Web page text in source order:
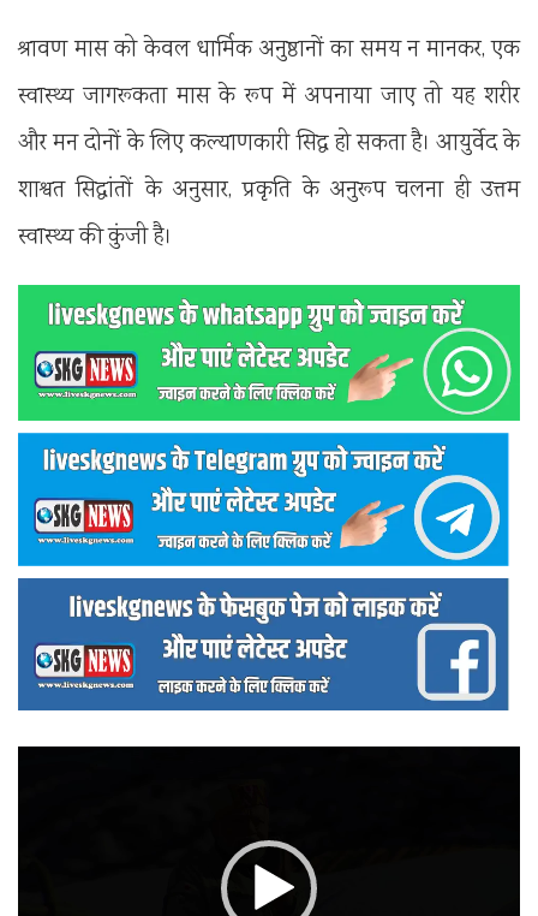
‎श्रावण मास को केवल धार्मिक अनुष्ठानों का समय न मानकर, एक
स्वास्थ्य जागरूकता मास के रूप में अपनाया जाए तो यह शरीर
और मन दोनों के लिए कल्याणकारी सिद्ध हो सकता है। आयुर्वेद के
शाश्वत सिद्धांतों के अनुसार, प्रकृति के अनुरूप चलना ही उत्तम
स्वास्थ्य की कुंजी है।